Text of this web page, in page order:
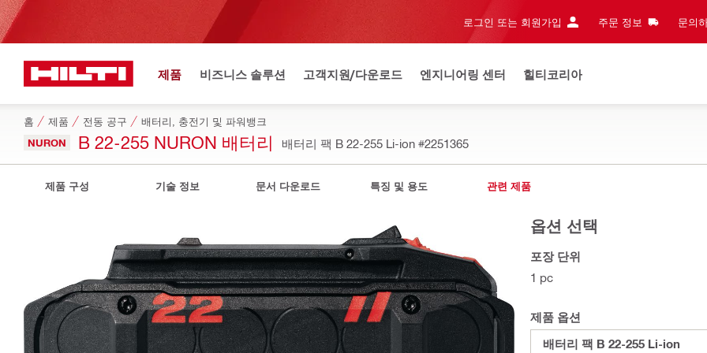
로그인 또는 회원가입 주문 정보 문의
제품 비즈니스 솔루션 고객지원/다운로드 엔지니어링 센터 힐티코리아
홈 제품 전동 공구 배터리, 충전기 및 파워뱅크
NURON B 22-255 NURON 배터리 배터리 팩 B 22-255 Li-ion #2251365
제품 구성 기술 정보 문서 다운로드 특징 및 용도 관련 제품
옵션 선택
포장 단위
1 pc
제품 옵션
배터리 팩 B 22-255 Li-ion